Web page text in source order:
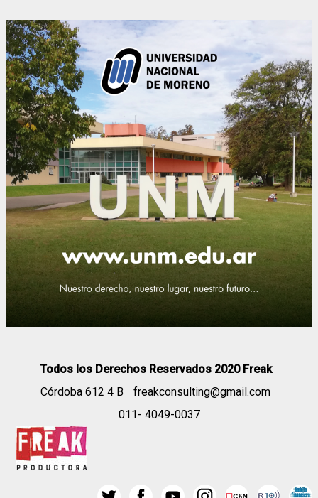
Todos los Derechos Reservados 2020 Freak
Córdoba 612 4 B
freakconsulting@gmail.com
011- 4049-0037